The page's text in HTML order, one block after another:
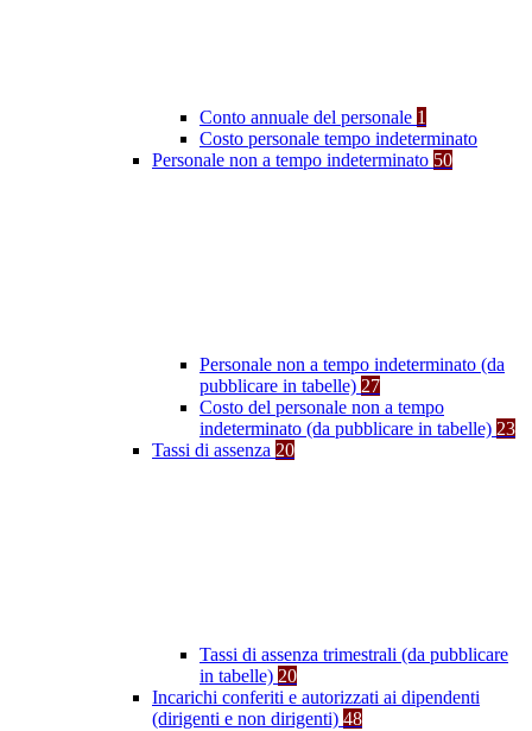
Conto annuale del personale 1
Costo personale tempo indeterminato
Personale non a tempo indeterminato 50
Personale non a tempo indeterminato (da
pubblicare in tabelle) 27
Costo del personale non a tempo
indeterminato (da pubblicare in tabelle) 23
Tassi di assenza 20
Tassi di assenza trimestrali (da pubblicare
in tabelle) 20
Incarichi conferiti e autorizzati ai dipendenti
(dirigenti e non dirigenti) 48